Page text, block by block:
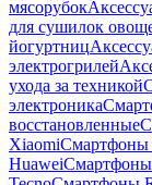
мясорубок
для сушилок
йогуртниц
электрогрилей
ухода за техникой
электроника
восстановленные
XiaomiСмартфоны
Huawei